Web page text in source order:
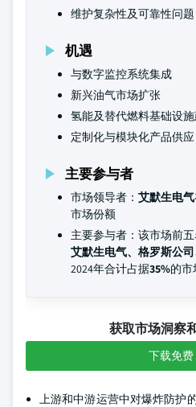
维护复杂性及可靠性问题
机遇
与数字监控系统集成
新兴油气市场扩张
氢能及替代燃料基础设
定制化与模块化产品供应
主要参与者
市场领导者： 艾默生电气
市场份额
主要参与者：该市场前
艾默生电气、格罗斯公
2024年合计占据35%的市
获取市场洞察
下载免费
上游和中游运营中对爆炸防护